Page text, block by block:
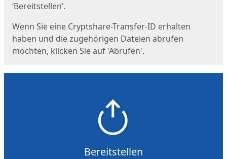
‘Bereitstellen’.
Wenn Sie eine Cryptshare-Transfer-ID erhalten
haben und die zugehörigen Dateien abrufen
möchten, klicken Sie auf 'Abrufen'.
Bereitstellen